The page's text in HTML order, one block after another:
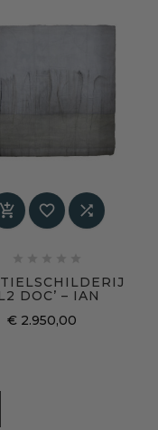
  
DOC’ – IAN
€ 2.950,00